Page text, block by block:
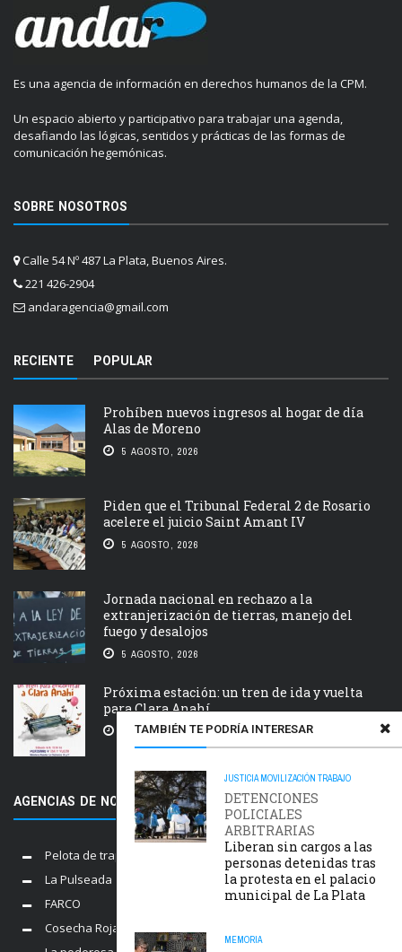
TAMBIÉN TE PODRÍA INTERESAR
JUSTICIA MOVILIZACIÓN TRABAJO
DETENCIONES
POLICIALES
ARBITRARIAS
Liberan sin cargos a las
personas detenidas tras
la protesta en el palacio
municipal de La Plata
MEMORIA
Es una agencia de información en derechos humanos de la CPM.
Un espacio abierto y participativo para trabajar una agenda,
desafiando las lógicas, sentidos y prácticas de las formas de
comunicación hegemónicas.
SOBRE NOSOTROS
Calle 54 Nº 487 La Plata, Buenos Aires.
221 426-2904
andaragencia@gmail.com
RECIENTE POPULAR
Prohíben nuevos ingresos al hogar de día
Alas de Moreno
5 AGOSTO, 2026
Piden que el Tribunal Federal 2 de Rosario
acelere el juicio Saint Amant IV
5 AGOSTO, 2026
Jornada nacional en rechazo a la
extranjerización de tierras, manejo del
fuego y desalojos
5 AGOSTO, 2026
Próxima estación: un tren de ida y vuelta
para Clara Anahí
5 AGOSTO, 2026
AGENCIAS DE NOTICIAS AMIGAS
Pelota de trapo
La Pulseada
FARCO
Cosecha Roja